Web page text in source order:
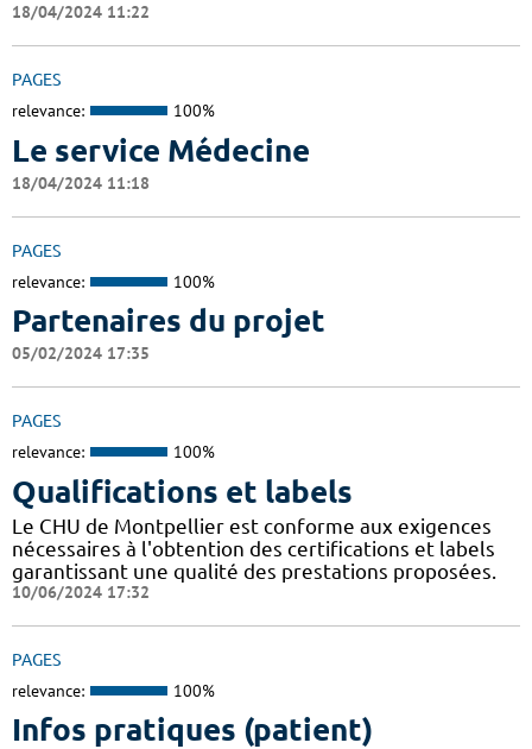
18/04/2024 11:22
PAGES
relevance: 100%
Le service Médecine
18/04/2024 11:18
PAGES
relevance: 100%
Partenaires du projet
05/02/2024 17:35
PAGES
relevance: 100%
Qualifications et labels
Le CHU de Montpellier est conforme aux exigences
nécessaires à l'obtention des certifications et labels
garantissant une qualité des prestations proposées.
10/06/2024 17:32
PAGES
relevance: 100%
Infos pratiques (patient)